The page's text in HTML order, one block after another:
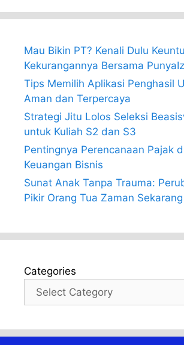
Mau Bikin PT? Kenali Dulu
Kekurangannya Bersama
Tips Memilih Aplikasi Penghasil
Aman dan Terpercaya
Strategi Jitu Lolos Seleksi
untuk Kuliah S2 dan S3
Pentingnya Perencanaan Pajak
Keuangan Bisnis
Sunat Anak Tanpa Trauma:
Pikir Orang Tua Zaman Sekarang
Categories